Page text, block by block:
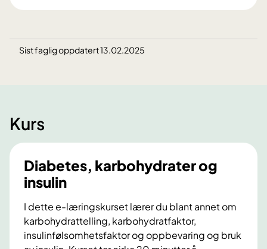
Sist faglig oppdatert 13.02.2025
Kurs
Diabetes, karbohydrater og
insulin
I dette e-læringskurset lærer du blant annet om
karbohydrattelling, karbohydratfaktor,
insulinfølsomhetsfaktor og oppbevaring og bruk